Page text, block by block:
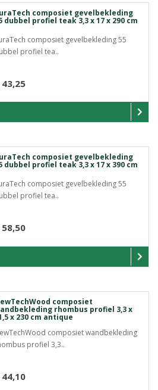
composiet gevelbekleding
dubbel profiel teak 3,3 x 17 x 290 cm
composiet gevelbekleding 55
profiel tea..
43,25
composiet gevelbekleding
dubbel profiel teak 3,3 x 17 x 390 cm
composiet gevelbekleding 55
profiel tea..
58,50
composiet
rhombus profiel 3,3 x
x 230 cm antique
composiet wandbekleding
profiel 3,3..
44,10